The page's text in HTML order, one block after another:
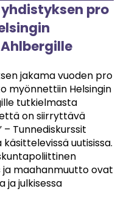
pro
jakama vuoden pro
myönnettiin Helsingin
tutkielmasta
että on siirryttävä
Tunnediskurssit
uutisissa.
ja maahanmuutto ovat
ja julkisessa